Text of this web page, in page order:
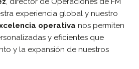
experiencia global y nuestro
operativa nos permiten
y eficientes que
y la expansión de nuestros